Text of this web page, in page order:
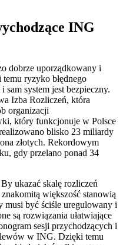
ING
dobrze uporządkowany i
ryzyko błędnego
sam system jest bezpieczny.
Izba Rozliczeń, która
organizacji
który funkcjonuje w Polsce
blisko 23 miliardy
złotych. Rekordowym
gdy przelano ponad 34
ukazać skalę rozliczeń
większość stanowią
musi być ściśle uregulowany i
są rozwiązania ułatwiające
sesji przychodzących i
w ING. Dzięki temu